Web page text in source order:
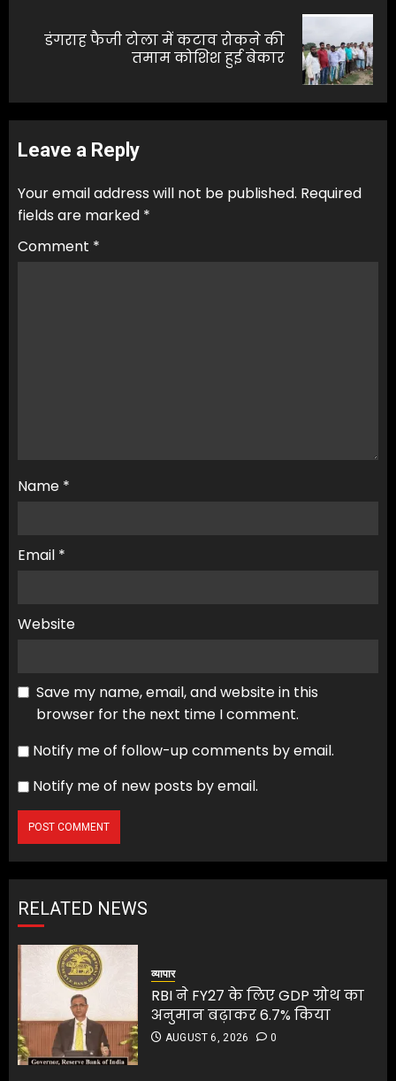
Nextडंगराह फैजी टोला में कटाव रोकने की
तमाम कोशिश हुई बेकार
Leave a Reply
Your email address will not be published. Required
fields are marked *
Comment *
Name *
Email *
Website
Save my name, email, and website in this
browser for the next time I comment.
Notify me of follow-up comments by email.
Notify me of new posts by email.
RELATED NEWS
व्यापार
RBI ने FY27 के लिए GDP ग्रोथ का
अनुमान बढ़ाकर 6.7% किया
AUGUST 6, 2026 0